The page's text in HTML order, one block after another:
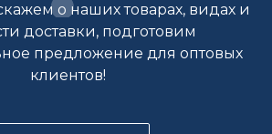
о наших товарах, видах и
доставки, подготовим
предложение для оптовых
клиентов!